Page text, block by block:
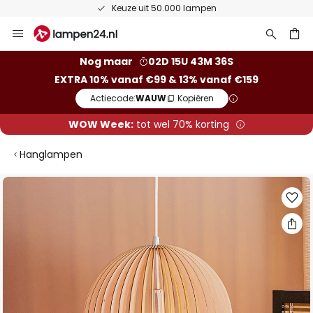
Keuze uit 50.000 lampen
naar
Nog maar
02D 15U 43M 35S
EXTRA 10% vanaf €99 & 13% vanaf €159
Actiecode:WAUW Kopiëren
WOW Week:tot wel 70% korting
Hanglampen
Ga